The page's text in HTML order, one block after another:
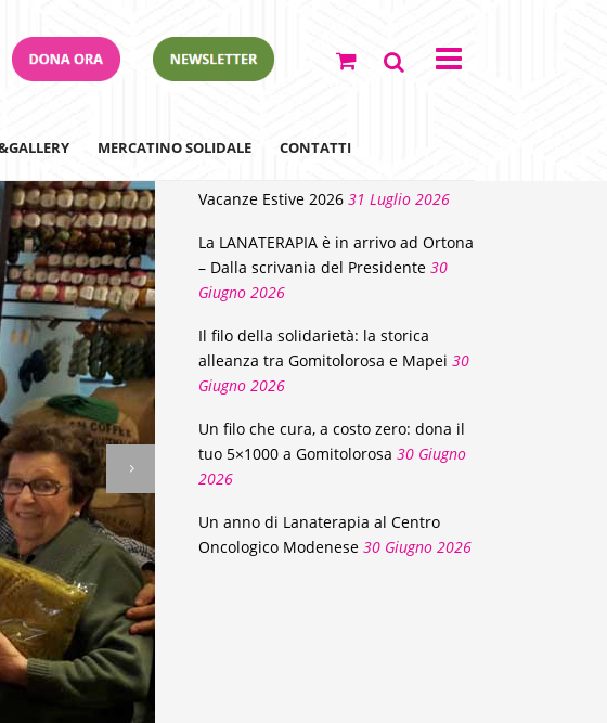
alla nostra newsletter
MERCATINO SOLIDALE CONTATTI
NEWS
Vacanze Estive 2026 31 Luglio 2026
La LANATERAPIA è in arrivo ad Ortona
– Dalla scrivania del Presidente 30
Giugno 2026
Il filo della solidarietà: la storica
alleanza tra Gomitolorosa e Mapei 30
Giugno 2026
Un filo che cura, a costo zero: dona il
tuo 5×1000 a Gomitolorosa 30 Giugno
2026
Un anno di Lanaterapia al Centro
Oncologico Modenese 30 Giugno 2026